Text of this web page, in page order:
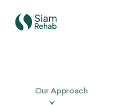
Our Approach